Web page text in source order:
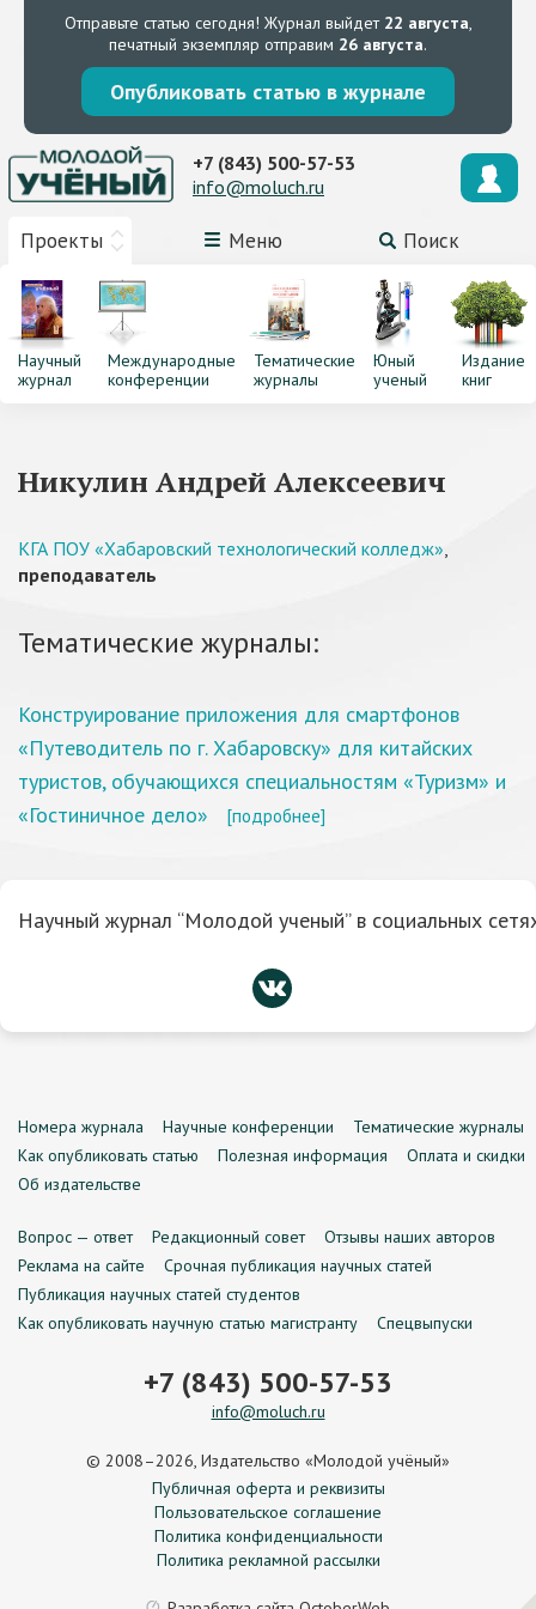
Отправьте статью сегодня! Журнал выйдет 22 августа,
печатный экземпляр отправим 26 августа.
Опубликовать статью в журнале
Проекты Меню Поиск
+7 (843) 500-57-53
info@moluch.ru
Научный
журнал
Международные
конференции
Тематические
журналы
Юный
ученый
Издание
книг
Никулин Андрей Алексеевич
КГА ПОУ «Хабаровский технологический колледж»,
преподаватель
Тематические журналы:
Конструирование приложения для смартфонов
«Путеводитель по г. Хабаровску» для китайских
туристов, обучающихся специальностям «Туризм» и
«Гостиничное дело»
[подробнее]
Научный журнал “Молодой ученый” в социальных
Номера журнала Научные конференции
Тематические журналы
Как опубликовать статью
Полезная информация
Оплата и скидки
Об издательстве
Вопрос — ответ Редакционный совет
Отзывы наших авторов
Реклама на сайте
Срочная публикация научных статей
Публикация научных статей студентов
Как опубликовать научную статью магистранту
Спецвыпуски
+7 (843) 500-57-53
info@moluch.ru
© 2008–2026, Издательство «Молодой учёный»
Публичная оферта и реквизиты
Пользовательское соглашение
Политика конфиденциальности
Политика рекламной рассылки